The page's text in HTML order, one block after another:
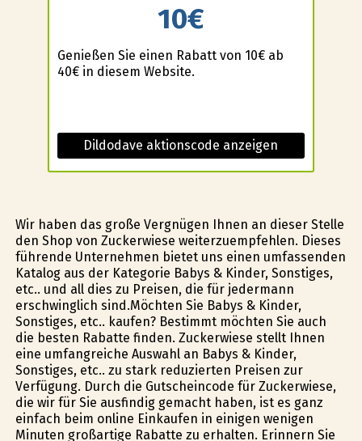
10€
Genießen Sie einen Rabatt von 10€ ab
40€ in diesem Website.
Dildodave aktionscode anzeigen
Wir haben das große Vergnügen Ihnen an dieser Stelle
den Shop von Zuckerwiese weiterzuempfehlen. Dieses
führende Unternehmen bietet uns einen umfassenden
Katalog aus der Kategorie Babys & Kinder, Sonstiges,
etc.. und all dies zu Preisen, die für jedermann
erschwinglich sind.Möchten Sie Babys & Kinder,
Sonstiges, etc.. kaufen? Bestimmt möchten Sie auch
die besten Rabatte finden. Zuckerwiese stellt Ihnen
eine umfangreiche Auswahl an Babys & Kinder,
Sonstiges, etc.. zu stark reduzierten Preisen zur
Verfügung. Durch die Gutscheincode für Zuckerwiese,
die wir für Sie ausfindig gemacht haben, ist es ganz
einfach beim online Einkaufen in einigen wenigen
Minuten großartige Rabatte zu erhalten. Erinnern Sie